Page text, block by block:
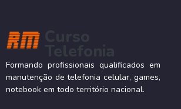
Formando profissionais qualificados em
manutenção de telefonia celular, games,
notebook em todo território nacional.